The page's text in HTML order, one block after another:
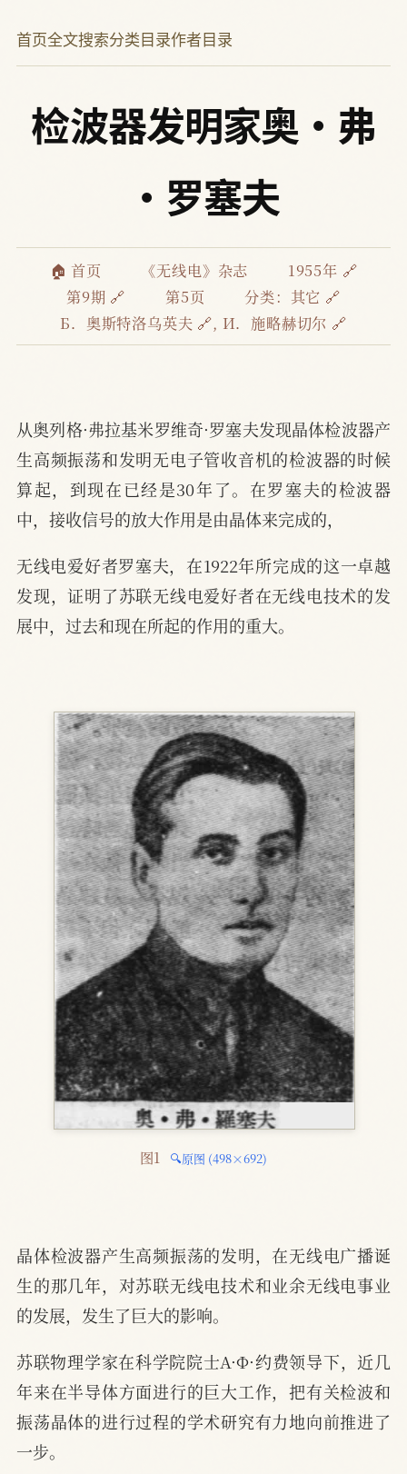
首页全文搜索分类目录作者目录
检波器发明家奥·弗
·罗塞夫
🏠 首页 《无线电》杂志
1955年 🔗
第9期 🔗
第5页 分类： 其它 🔗
Б．奥斯特洛乌英夫 🔗, И．施略赫切尔 🔗
从奥列格·弗拉基米罗维奇·罗塞夫发现晶体检波器产
生高频振荡和发明无电子管收音机的检波器的时候
算起，到现在已经是30年了。在罗塞夫的检波器
中，接收信号的放大作用是由晶体来完成的，
无线电爱好者罗塞夫，在1922年所完成的这一卓越
发现，证明了苏联无线电爱好者在无线电技术的发
展中，过去和现在所起的作用的重大。
图1 🔍原图 (498×692)
晶体检波器产生高频振荡的发明，在无线电广播诞
生的那几年，对苏联无线电技术和业余无线电事业
的发展，发生了巨大的影响。
苏联物理学家在科学院院士A·Ф·约费领导下，近几
年来在半导体方面进行的巨大工作，把有关检波和
振荡晶体的进行过程的学术研究有力地向前推进了
一步。